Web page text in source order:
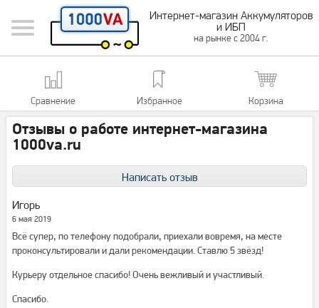
Интернет-магазин Аккумуляторов
и ИБП
на рынке с 2004 г.
Сравнение Избранное Корзина
Отзывы о работе интернет-магазина
1000va.ru
Написать отзыв
Игорь
6 мая 2019
Всё супер, по телефону подобрали, приехали вовремя, на месте
проконсультировали и дали рекомендации. Ставлю 5 звёзд!
Курьеру отдельное спасибо! Очень вежливый и участливый.
Спасибо.